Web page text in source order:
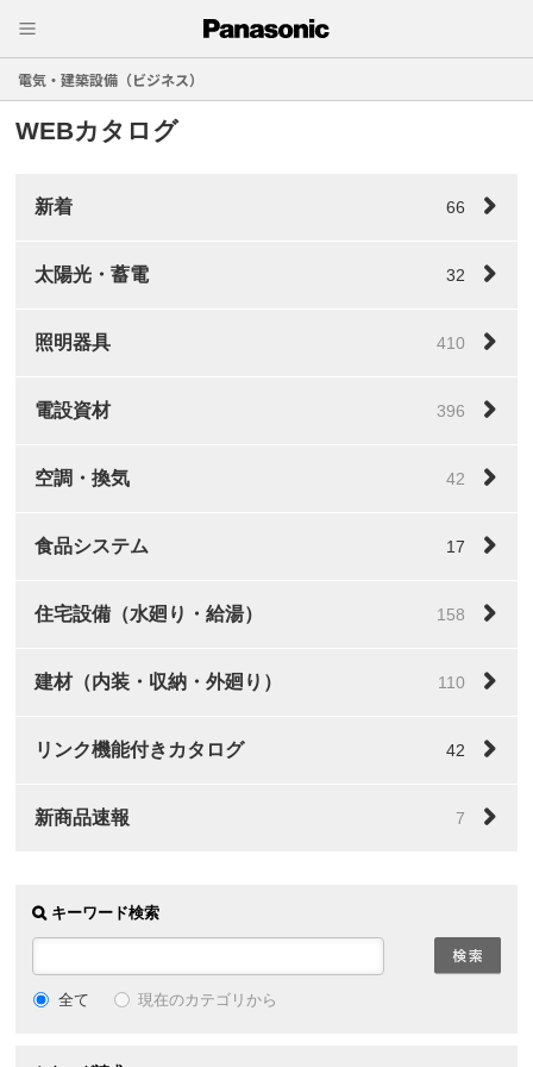
電気・建築設備（ビジネス）
WEBカタログ
新着 66
太陽光・蓄電 32
照明器具 410
電設資材 396
空調・換気 42
食品システム 17
住宅設備（水廻り・給湯） 158
建材（内装・収納・外廻り） 110
リンク機能付きカタログ 42
新商品速報 7
キーワード検索
全て 現在のカテゴリから